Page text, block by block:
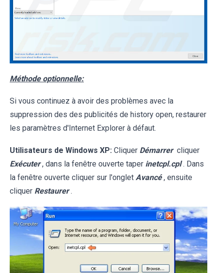
Méthode optionnelle:
Si vous continuez à avoir des problèmes avec la
suppression des des publicités de history open, restaurer
les paramètres d'Internet Explorer à défaut.
Utilisateurs de Windows XP: Cliquer Démarrer cliquer
Exécuter , dans la fenêtre ouverte taper inetcpl.cpl . Dans
la fenêtre ouverte cliquer sur l'onglet Avancé , ensuite
cliquer Restaurer .